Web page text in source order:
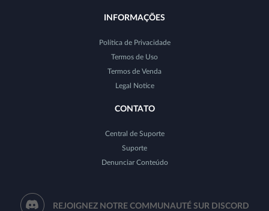
INFORMAÇÕES
Política de Privacidade
Termos de Uso
Termos de Venda
Legal Notice
CONTATO
Central de Suporte
Suporte
Denunciar Conteúdo
REJOIGNEZ NOTRE COMMUNAUTÉ SUR DISCORD